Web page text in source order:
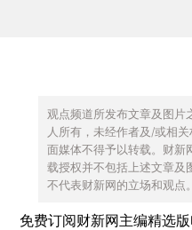
观点频道所发布文章及图片
人所有，未经作者及/或相
面媒体不得予以转载。财新
载授权并不包括上述文章及
不代表财新网的立场和观点。
免费订阅财新网主编精选